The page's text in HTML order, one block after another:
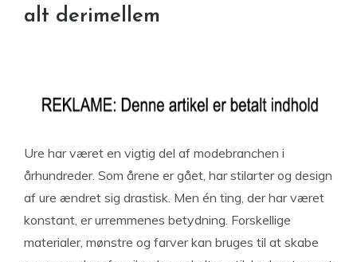
alt derimellem
Ure har været en vigtig del af modebranchen i
århundreder. Som årene er gået, har stilarter og design
af ure ændret sig drastisk. Men én ting, der har været
konstant, er urremmenes betydning. Forskellige
materialer, mønstre og farver kan bruges til at skabe